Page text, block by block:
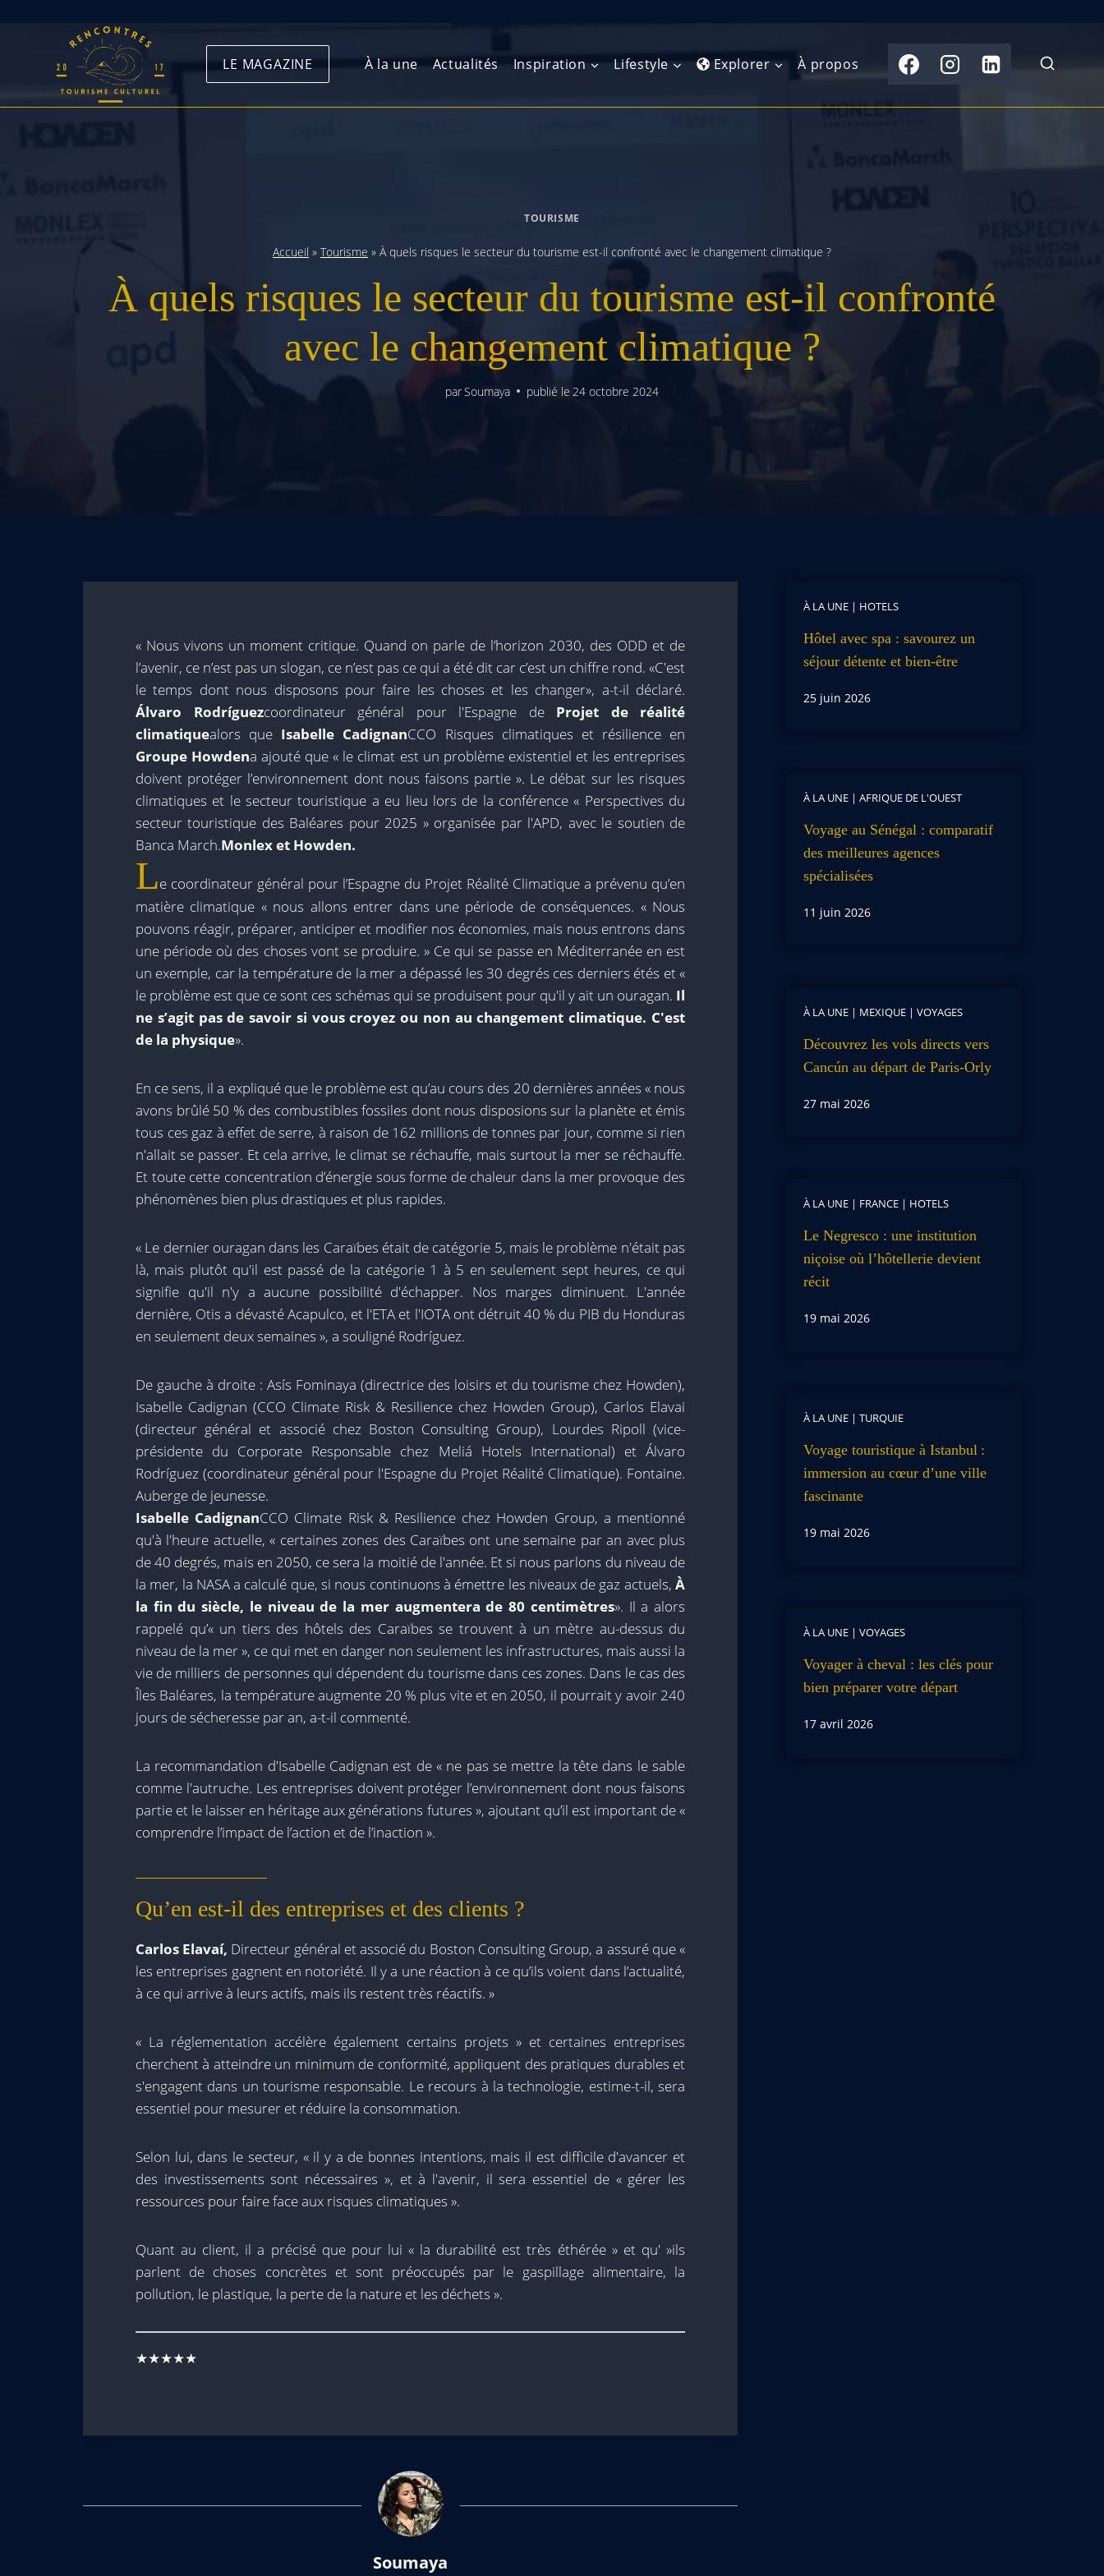
LE MAGAZINE À la une Actualités Inspiration Lifestyle Explorer
Balkans
Amérique du Sud
Afrique de l’Est
indien
Asie du Sud-Est
À propos
TOURISME
Accueil » Tourisme » À quels risques le secteur du tourisme est-il confronté avec le changement climatique ?
À quels risques le secteur du tourisme est-il confronté
avec le changement climatique ?
parSoumaya publié le 24 octobre 2024
« Nous vivons un moment critique. Quand on parle de l’horizon 2030, des ODD et de
l’avenir, ce n’est pas un slogan, ce n’est pas ce qui a été dit car c’est un chiffre rond. «C'est
le temps dont nous disposons pour faire les choses et les changer», a-t-il déclaré.
Álvaro Rodríguezcoordinateur général pour l'Espagne de Projet de réalité
climatiquealors que Isabelle CadignanCCO Risques climatiques et résilience en
Groupe Howdena ajouté que « le climat est un problème existentiel et les entreprises
doivent protéger l’environnement dont nous faisons partie ». Le débat sur les risques
climatiques et le secteur touristique a eu lieu lors de la conférence « Perspectives du
secteur touristique des Baléares pour 2025 » organisée par l'APD, avec le soutien de
Banca March.Monlex et Howden.
Le coordinateur général pour l’Espagne du Projet Réalité Climatique a prévenu qu’en
matière climatique « nous allons entrer dans une période de conséquences. « Nous
pouvons réagir, préparer, anticiper et modifier nos économies, mais nous entrons dans
une période où des choses vont se produire. » Ce qui se passe en Méditerranée en est
un exemple, car la température de la mer a dépassé les 30 degrés ces derniers étés et «
le problème est que ce sont ces schémas qui se produisent pour qu'il y ait un ouragan. Il
ne s’agit pas de savoir si vous croyez ou non au changement climatique. C'est
de la physique».
En ce sens, il a expliqué que le problème est qu’au cours des 20 dernières années « nous
avons brûlé 50 % des combustibles fossiles dont nous disposions sur la planète et émis
tous ces gaz à effet de serre, à raison de 162 millions de tonnes par jour, comme si rien
n'allait se passer. Et cela arrive, le climat se réchauffe, mais surtout la mer se réchauffe.
Et toute cette concentration d’énergie sous forme de chaleur dans la mer provoque des
phénomènes bien plus drastiques et plus rapides.
« Le dernier ouragan dans les Caraïbes était de catégorie 5, mais le problème n'était pas
là, mais plutôt qu'il est passé de la catégorie 1 à 5 en seulement sept heures, ce qui
signifie qu'il n'y a aucune possibilité d'échapper. Nos marges diminuent. L'année
dernière, Otis a dévasté Acapulco, et l'ETA et l'IOTA ont détruit 40 % du PIB du Honduras
en seulement deux semaines », a souligné Rodríguez.
De gauche à droite : Asís Fominaya (directrice des loisirs et du tourisme chez Howden),
Isabelle Cadignan (CCO Climate Risk & Resilience chez Howden Group), Carlos Elavai
(directeur général et associé chez Boston Consulting Group), Lourdes Ripoll (vice-
présidente du Corporate Responsable chez Meliá Hotels International) et Álvaro
Rodríguez (coordinateur général pour l'Espagne du Projet Réalité Climatique). Fontaine.
Auberge de jeunesse.
Isabelle CadignanCCO Climate Risk & Resilience chez Howden Group, a mentionné
qu'à l'heure actuelle, « certaines zones des Caraïbes ont une semaine par an avec plus
de 40 degrés, mais en 2050, ce sera la moitié de l'année. Et si nous parlons du niveau de
la mer, la NASA a calculé que, si nous continuons à émettre les niveaux de gaz actuels, À
la fin du siècle, le niveau de la mer augmentera de 80 centimètres». Il a alors
rappelé qu’« un tiers des hôtels des Caraïbes se trouvent à un mètre au-dessus du
niveau de la mer », ce qui met en danger non seulement les infrastructures, mais aussi la
vie de milliers de personnes qui dépendent du tourisme dans ces zones. Dans le cas des
Îles Baléares, la température augmente 20 % plus vite et en 2050, il pourrait y avoir 240
jours de sécheresse par an, a-t-il commenté.
La recommandation d'Isabelle Cadignan est de « ne pas se mettre la tête dans le sable
comme l'autruche. Les entreprises doivent protéger l’environnement dont nous faisons
partie et le laisser en héritage aux générations futures », ajoutant qu’il est important de «
comprendre l’impact de l’action et de l’inaction ».
Qu’en est-il des entreprises et des clients ?
Carlos Elavaí, Directeur général et associé du Boston Consulting Group, a assuré que «
les entreprises gagnent en notoriété. Il y a une réaction à ce qu’ils voient dans l’actualité,
à ce qui arrive à leurs actifs, mais ils restent très réactifs. »
« La réglementation accélère également certains projets » et certaines entreprises
cherchent à atteindre un minimum de conformité, appliquent des pratiques durables et
s'engagent dans un tourisme responsable. Le recours à la technologie, estime-t-il, sera
essentiel pour mesurer et réduire la consommation.
Selon lui, dans le secteur, « il y a de bonnes intentions, mais il est difficile d'avancer et
des investissements sont nécessaires », et à l'avenir, il sera essentiel de « gérer les
ressources pour faire face aux risques climatiques ».
Quant au client, il a précisé que pour lui « la durabilité est très éthérée » et qu' »ils
parlent de choses concrètes et sont préoccupés par le gaspillage alimentaire, la
pollution, le plastique, la perte de la nature et les déchets ».
★★★★★
Soumaya
À LA UNE| HOTELS
Hôtel avec spa : savourez un
séjour détente et bien-être
25 juin 2026
À LA UNE| AFRIQUE DE L'OUEST
Voyage au Sénégal : comparatif
des meilleures agences
spécialisées
11 juin 2026
À LA UNE| MEXIQUE| VOYAGES
Découvrez les vols directs vers
Cancún au départ de Paris-Orly
27 mai 2026
À LA UNE| FRANCE| HOTELS
Le Negresco : une institution
niçoise où l’hôtellerie devient
récit
19 mai 2026
À LA UNE| TURQUIE
Voyage touristique à Istanbul :
immersion au cœur d’une ville
fascinante
19 mai 2026
À LA UNE| VOYAGES
Voyager à cheval : les clés pour
bien préparer votre départ
17 avril 2026